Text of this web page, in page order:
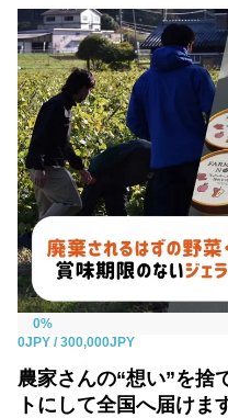
0%
0JPY / 300,000JPY
農家さんの“想い”を捨
トにして全国へ届けま